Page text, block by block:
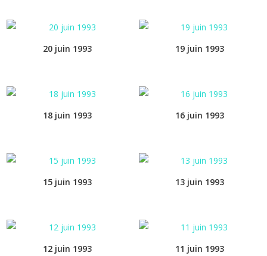
20 juin 1993 19 juin 1993
18 juin 1993 16 juin 1993
15 juin 1993 13 juin 1993
12 juin 1993 11 juin 1993